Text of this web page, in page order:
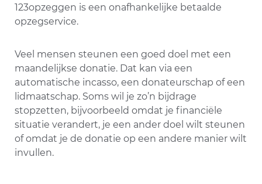
123opzeggen is een onafhankelijke betaalde
opzegservice.
Veel mensen steunen een goed doel met een
maandelijkse donatie. Dat kan via een
automatische incasso, een donateurschap of een
lidmaatschap. Soms wil je zo’n bijdrage
stopzetten, bijvoorbeeld omdat je financiële
situatie verandert, je een ander doel wilt steunen
of omdat je de donatie op een andere manier wilt
invullen.